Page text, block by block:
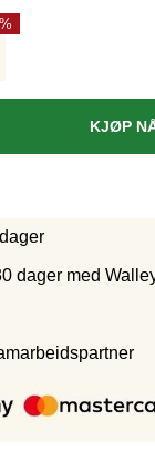
KJØP
dager med
r